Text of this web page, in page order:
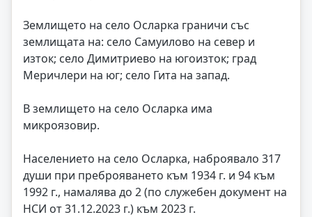
Землището на село Осларка граничи със
землищата на: село Самуилово на север и
изток; село Димитриево на югоизток; град
Меричлери на юг; село Гита на запад.
В землището на село Осларка има
микроязовир.
Населението на село Осларка, наброявало 317
души при преброяването към 1934 г. и 94 към
1992 г., намалява до 2 (по служебен документ на
НСИ от 31.12.2023 г.) към 2023 г.